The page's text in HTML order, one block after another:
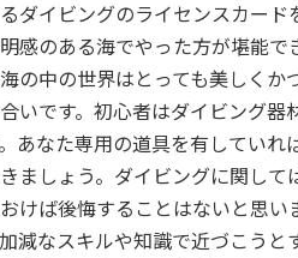
ダイビングのライセンスカー
感のある海でやった方が堪能
の中の世界はとっても美しく
いです。初心者はダイビング
あなた専用の道具を有してい
ましょう。ダイビングに関し
けば後悔することはないと思
減なスキルや知識で近づこう